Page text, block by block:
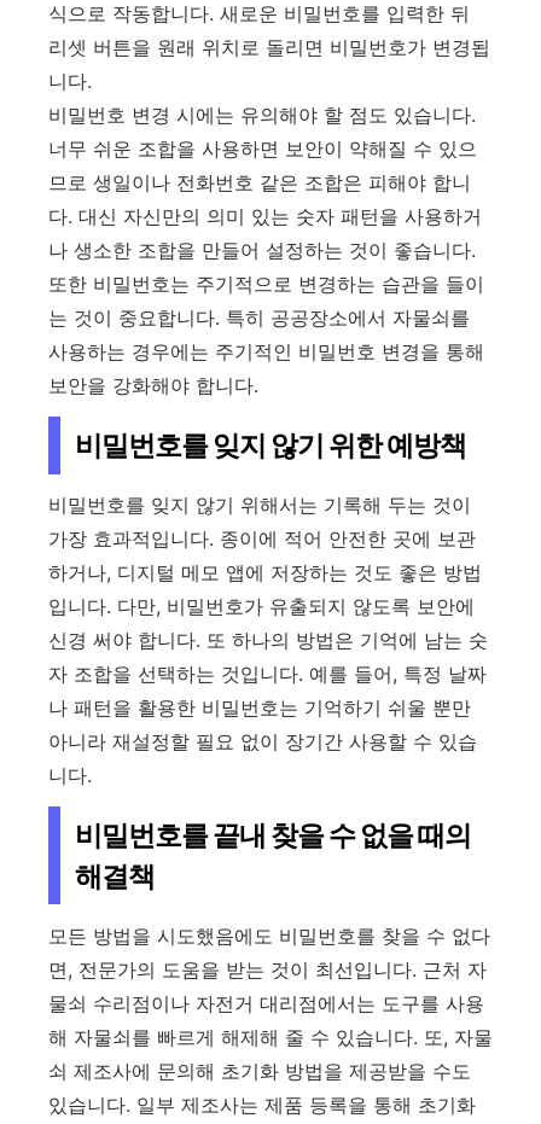
식으로 작동합니다. 새로운 비밀번호를 입력한 뒤
리셋 버튼을 원래 위치로 돌리면 비밀번호가 변경됩
니다.
비밀번호 변경 시에는 유의해야 할 점도 있습니다.
너무 쉬운 조합을 사용하면 보안이 약해질 수 있으
므로 생일이나 전화번호 같은 조합은 피해야 합니
다. 대신 자신만의 의미 있는 숫자 패턴을 사용하거
나 생소한 조합을 만들어 설정하는 것이 좋습니다.
또한 비밀번호는 주기적으로 변경하는 습관을 들이
는 것이 중요합니다. 특히 공공장소에서 자물쇠를
사용하는 경우에는 주기적인 비밀번호 변경을 통해
보안을 강화해야 합니다.
비밀번호를 잊지 않기 위한 예방책
비밀번호를 잊지 않기 위해서는 기록해 두는 것이
가장 효과적입니다. 종이에 적어 안전한 곳에 보관
하거나, 디지털 메모 앱에 저장하는 것도 좋은 방법
입니다. 다만, 비밀번호가 유출되지 않도록 보안에
신경 써야 합니다. 또 하나의 방법은 기억에 남는 숫
자 조합을 선택하는 것입니다. 예를 들어, 특정 날짜
나 패턴을 활용한 비밀번호는 기억하기 쉬울 뿐만
아니라 재설정할 필요 없이 장기간 사용할 수 있습
니다.
비밀번호를 끝내 찾을 수 없을 때의
해결책
모든 방법을 시도했음에도 비밀번호를 찾을 수 없다
면, 전문가의 도움을 받는 것이 최선입니다. 근처 자
물쇠 수리점이나 자전거 대리점에서는 도구를 사용
해 자물쇠를 빠르게 해제해 줄 수 있습니다. 또, 자물
쇠 제조사에 문의해 초기화 방법을 제공받을 수도
있습니다. 일부 제조사는 제품 등록을 통해 초기화